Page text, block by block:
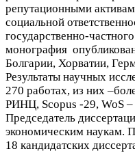
репутационными
социальной
государственно-
монография
Болгарии, Хорватии,
Результаты научных
270 работах, из них
РИНЦ, Scopus -29, WoS
Председатель
экономическим наукам.
18 кандидатских